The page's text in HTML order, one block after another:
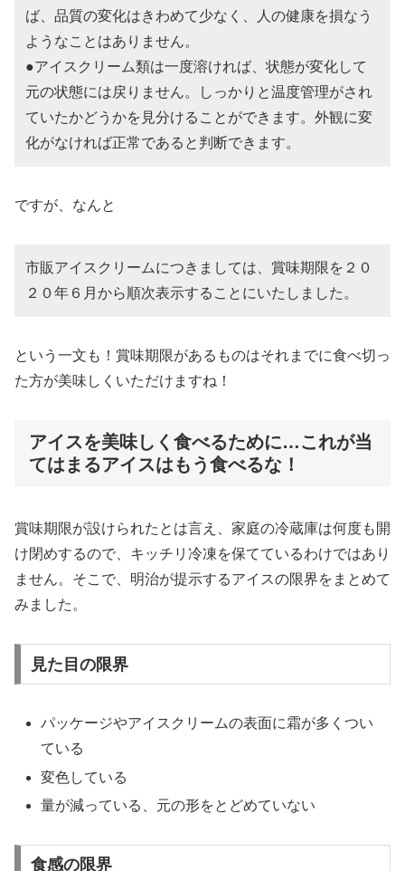
ば、品質の変化はきわめて少なく、人の健康を損なう
ようなことはありません。
●アイスクリーム類は一度溶ければ、状態が変化して
元の状態には戻りません。しっかりと温度管理がされ
ていたかどうかを見分けることができます。外観に変
化がなければ正常であると判断できます。
ですが、なんと
市販アイスクリームにつきましては、賞味期限を２０
２０年６月から順次表示することにいたしました。
という一文も！賞味期限があるものはそれまでに食べ切っ
た方が美味しくいただけますね！
アイスを美味しく食べるために…これが当
てはまるアイスはもう食べるな！
賞味期限が設けられたとは言え、家庭の冷蔵庫は何度も開
け閉めするので、キッチリ冷凍を保てているわけではあり
ません。そこで、明治が提示するアイスの限界をまとめて
みました。
見た目の限界
パッケージやアイスクリームの表面に霜が多くつい
ている
変色している
量が減っている、元の形をとどめていない
食感の限界